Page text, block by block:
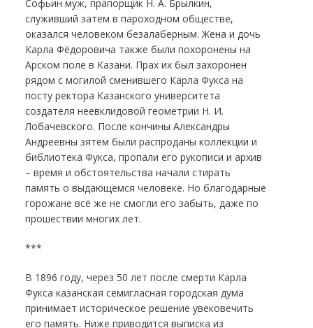
Софьин муж, прапорщик Н. А. Брылкин,
служивший затем в пароходном обществе,
оказался человеком безалаберным. Жена и дочь
Карла Фёдоровича также были похоронены на
Арском поле в Казани. Прах их был захоронен
рядом с могилой сменившего Карла Фукса на
посту ректора Казанского университета
создателя неевклидовой геометрии Н. И.
Лобачевского. После кончины Александры
Андреевны зятем были распроданы коллекции и
библиотека Фукса, пропали его рукописи и архив
– время и обстоятельства начали стирать
память о выдающемся человеке. Но благодарные
горожане всё же не смогли его забыть, даже по
прошествии многих лет.
***
В 1896 году, через 50 лет после смерти Карла
Фукса казанская семигласная городская дума
принимает историческое решение увековечить
его память. Ниже приводится выписка из